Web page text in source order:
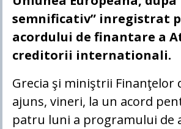
semnificativ” inregistrat
acordului de finantare a
creditorii internationali.
Grecia şi miniştrii Finanţelor
ajuns, vineri, la un acord
patru luni a programului de